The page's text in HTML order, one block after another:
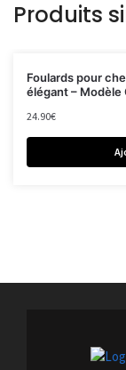
Produits
Foulards pour
élégant – Modèle
24.90€